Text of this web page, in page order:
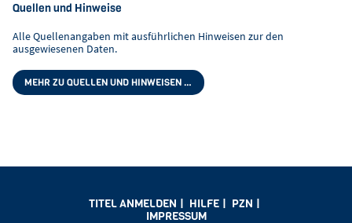
Quellen und Hinweise
Alle Quellenangaben mit ausführlichen Hinweisen zur den
ausgewiesenen Daten.
MEHR ZU QUELLEN UND HINWEISEN …
TITEL ANMELDEN | HILFE | PZN |
IMPRESSUM